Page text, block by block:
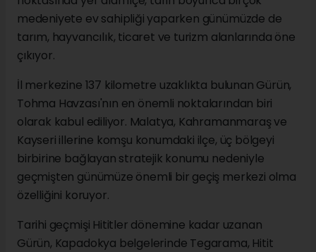
medeniyete ev sahipliği yaparken günümüzde de
tarım, hayvancılık, ticaret ve turizm alanlarında öne
çıkıyor.
İl merkezine 137 kilometre uzaklıkta bulunan Gürün,
Tohma Havzası'nın en önemli noktalarından biri
olarak kabul ediliyor. Malatya, Kahramanmaraş ve
Kayseri illerine komşu konumdaki ilçe, üç bölgeyi
birbirine bağlayan stratejik konumu nedeniyle
geçmişten günümüze önemli bir geçiş merkezi olma
özelliğini koruyor.
Tarihi geçmişi Hititler dönemine kadar uzanan
Gürün, Kapadokya belgelerinde Tegarama, Hitit